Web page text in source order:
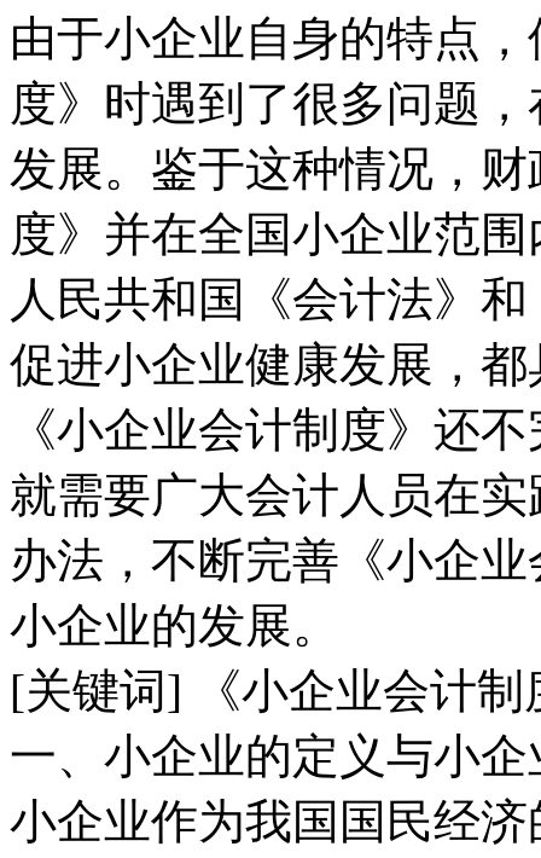
由于小企业自身的特点
度》时遇到了很多问题
发展。鉴于这种情况，
度》并在全国小企业范
人民共和国《会计法》
促进小企业健康发展，
《小企业会计制度》还
就需要广大会计人员在
办法，不断完善《小企
小企业的发展。
[关键词] 《小企业会计
一、小企业的定义与小
小企业作为我国国民经